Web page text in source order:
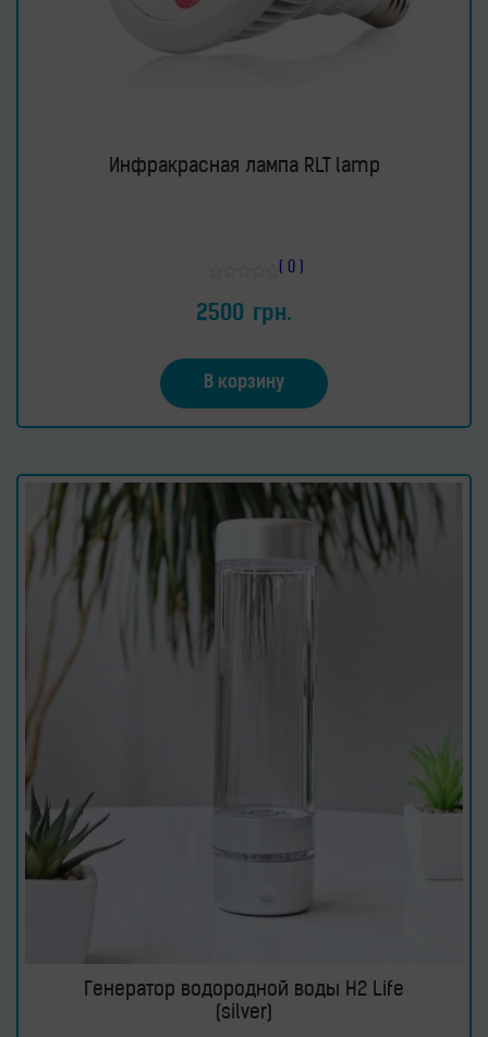
Инфракрасная лампа RLT lamp
0
из
( 0 )
2500 грн.
В корзину
Генератор водородной воды H2 Life
(silver)